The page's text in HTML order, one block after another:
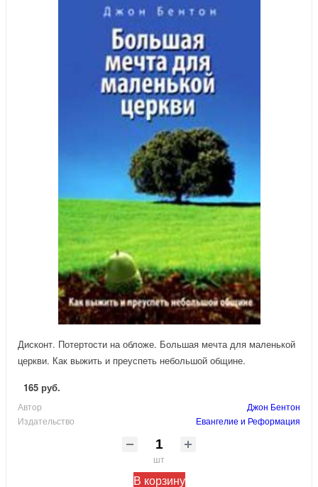
Дисконт. Потертости на обложе. Большая мечта для маленькой
церкви. Как выжить и преуспеть небольшой общине.
165 руб.
Автор
Джон Бентон
Издательство
Евангелие и Реформация
шт
В корзину